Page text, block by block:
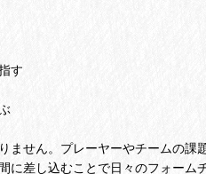
す
せん。プレーヤーやチームの課
差し込むことで日々のフォー